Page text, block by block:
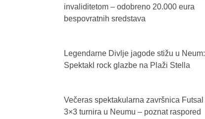
invaliditetom – odobreno 20.000 eura
bespovratnih sredstava
Legendarne Divlje jagode stižu u Neum:
Spektakl rock glazbe na Plaži Stella
Večeras spektakularna završnica Futsal
3×3 turnira u Neumu – poznat raspored